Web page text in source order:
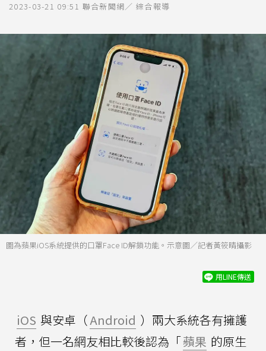
2023-03-21 09:51 聯合新聞網／ 綜合報導
圖為蘋果iOS系統提供的口罩Face ID解鎖功能。示意圖／記者黃筱晴攝影
用LINE傳送
iOS 與安卓（Android ）兩大系統各有擁護
者，但一名網友相比較後認為「蘋果 的原生